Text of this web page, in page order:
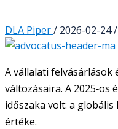
DLA Piper/ 2026-02-24/
A vállalati felvásárlások
változásaira. A
időszaka volt: a
értéke.